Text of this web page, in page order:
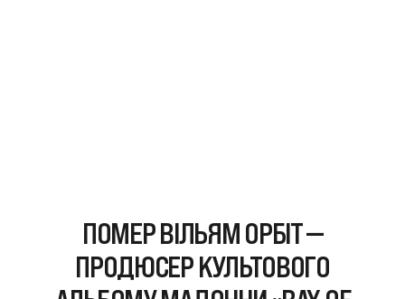
ПОМЕР ВІЛЬЯМ ОРБІТ —
ПРОДЮСЕР КУЛЬТОВОГО